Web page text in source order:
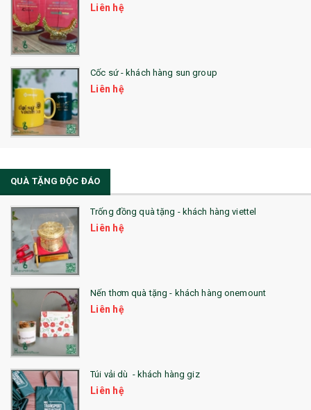
Liên hệ
Cốc sứ - khách hàng sun group
Liên hệ
QUÀ TẶNG ĐỘC ĐÁO
Trống đồng quà tặng - khách hàng viettel
Liên hệ
Nến thơm quà tặng - khách hàng onemount
Liên hệ
Túi vải dù - khách hàng giz
Liên hệ